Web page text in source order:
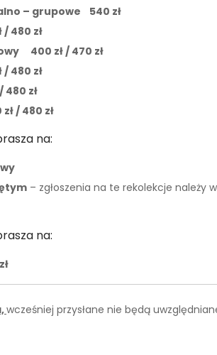
– grupowe 540 zł
zł
400 zł / 470 zł
480 zł
zł
zł / 480 zł
na:
– zgłoszenia na te rekolekcje należy
na:
wcześniej przysłane nie będą